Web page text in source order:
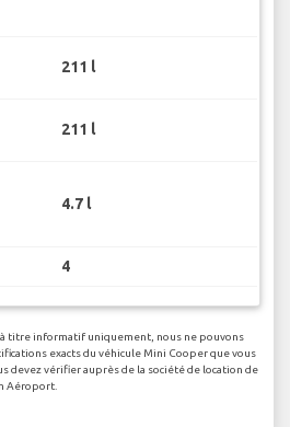
211 l
211 l
4.7 l
4
titre informatif uniquement, nous ne pouvons
exacts du véhicule Mini Cooper que vous
devez vérifier auprès de la société de location de
Aéroport.